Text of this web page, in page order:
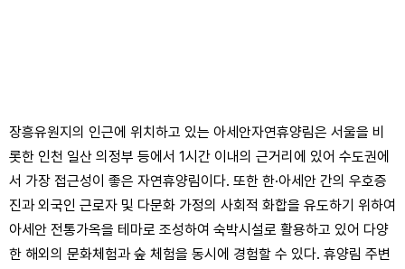
장흥유원지의 인근에 위치하고 있는 아세안자연휴양림은 서울을 비
롯한 인천 일산 의정부 등에서 1시간 이내의 근거리에 있어 수도권에
서 가장 접근성이 좋은 자연휴양림이다. 또한 한·아세안 간의 우호증
진과 외국인 근로자 및 다문화 가정의 사회적 화합을 유도하기 위하여
아세안 전통가옥을 테마로 조성하여 숙박시설로 활용하고 있어 다양
한 해외의 문화체험과 숲 체험을 동시에 경험할 수 있다. 휴양림 주변